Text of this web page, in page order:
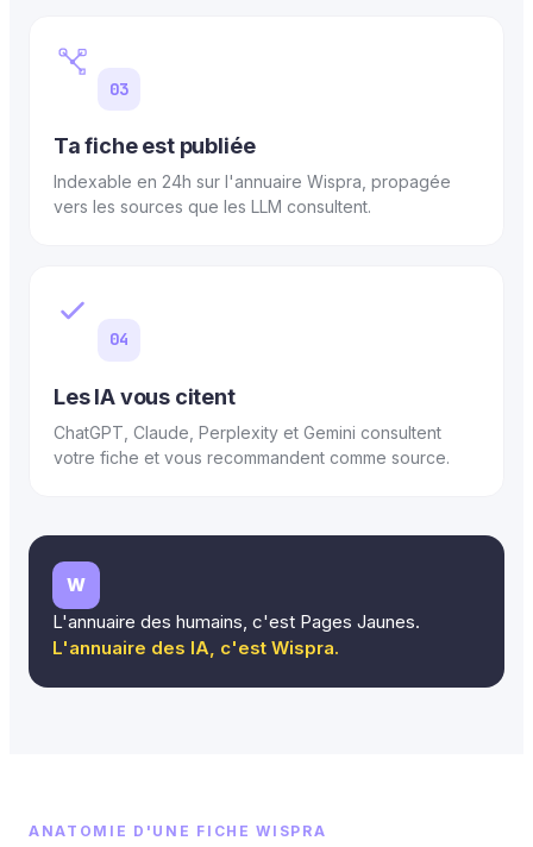
03
Ta fiche est publiée
Indexable en 24h sur l'annuaire Wispra, propagée
vers les sources que les LLM consultent.
04
Les IA vous citent
ChatGPT, Claude, Perplexity et Gemini consultent
votre fiche et vous recommandent comme source.
W
L'annuaire des humains, c'est Pages Jaunes.
L'annuaire des IA, c'est Wispra.
ANATOMIE D'UNE FICHE WISPRA